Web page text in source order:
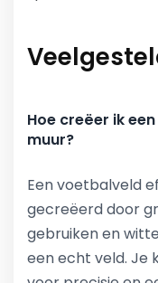
Hoe creëer ik
muur?
Een voetbalveld
gecreëerd door
gebruiken en
een echt veld. Je